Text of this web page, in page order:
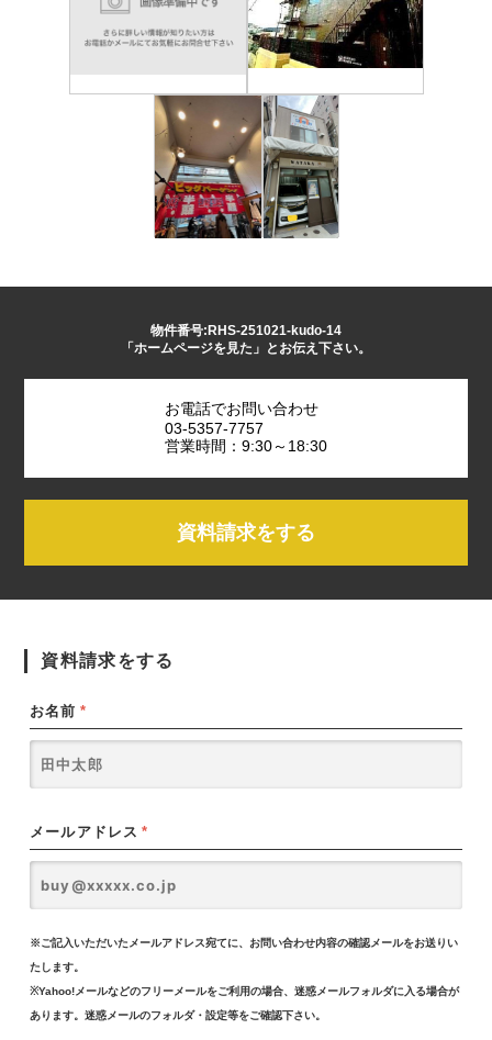
物件番号:RHS-251021-kudo-14
「ホームページを見た」とお伝え下さい。
お電話でお問い合わせ
03-5357-7757
営業時間：9:30～18:30
資料請求をする
資料請求をする
お名前 *
メールアドレス *
※ご記入いただいたメールアドレス宛てに、お問い合わせ内容の確認メールをお送りい
たします。
※Yahoo!メールなどのフリーメールをご利用の場合、迷惑メールフォルダに入る場合が
あります。迷惑メールのフォルダ・設定等をご確認下さい。